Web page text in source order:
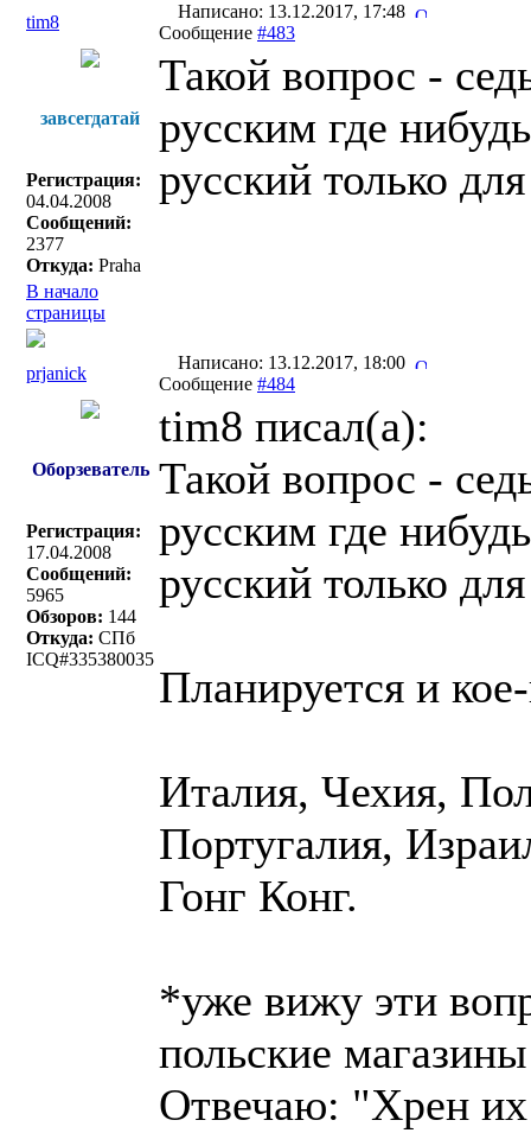
tim8
Написано: 13.12.2017, 17:48
Сообщение #483
завсегдатай
Регистрация:
04.04.2008
Сообщений:
2377
Откуда: Praha
Такой вопрос -
русским где
русский только
В начало
страницы
prjanick
Написано: 13.12.2017, 18:00
Сообщение #484
Оборзеватель
Регистрация:
17.04.2008
Сообщений:
5965
Обзоров: 144
Откуда: СПб
ICQ#335380035
tim8 писал(a):
Такой вопрос -
русским где
русский только
Планируется и
Италия, Чехия,
Португалия,
Гонг Конг.
*уже вижу эти
польские
Отвечаю: "Хрен их